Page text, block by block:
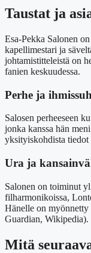
Taustat ja
Esa-Pekka Salonen
kapellimestari ja
johtamistitteleistä on
fanien keskuudessa.
Perhe ja
Salosen perheeseen
jonka kanssa hän
yksityiskohdista
Ura ja
Salonen on toiminut
filharmonikoissa,
Hänelle on
Guardian, Wikipedia).
Mitä